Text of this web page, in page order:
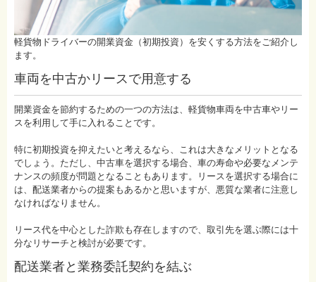
軽貨物ドライバーの開業資金（初期投資）を安くする方法をご紹介し
ます。
車両を中古かリースで用意する
開業資金を節約するための一つの方法は、軽貨物車両を中古車やリー
スを利用して手に入れることです。
特に初期投資を抑えたいと考えるなら、これは大きなメリットとなる
でしょう。ただし、中古車を選択する場合、車の寿命や必要なメンテ
ナンスの頻度が問題となることもあります。リースを選択する場合に
は、配送業者からの提案もあるかと思いますが、悪質な業者に注意し
なければなりません。
リース代を中心とした詐欺も存在しますので、取引先を選ぶ際には十
分なリサーチと検討が必要です。
配送業者と業務委託契約を結ぶ